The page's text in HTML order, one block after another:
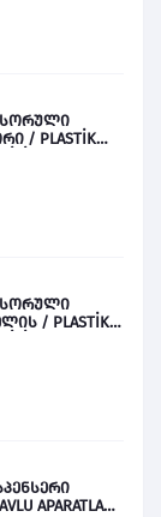
/ PLASTİK
/ PLASTİK
APARATLARI